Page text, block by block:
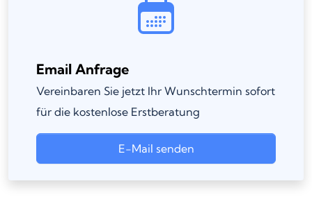
Email Anfrage
Vereinbaren Sie jetzt Ihr Wunschtermin sofort
für die kostenlose Erstberatung
E-Mail senden